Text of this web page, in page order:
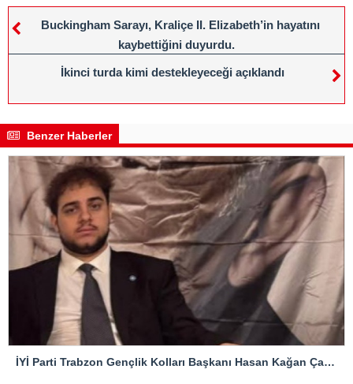
Buckingham Sarayı, Kraliçe II. Elizabeth’in hayatını
kaybettiğini duyurdu.
İkinci turda kimi destekleyeceği açıklandı
Benzer Haberler
İYİ Parti Trabzon Gençlik Kolları Başkanı Hasan Kağan Çakıroğlu’ndan Mattia Ahmet Minguzzi Davasına Tepki